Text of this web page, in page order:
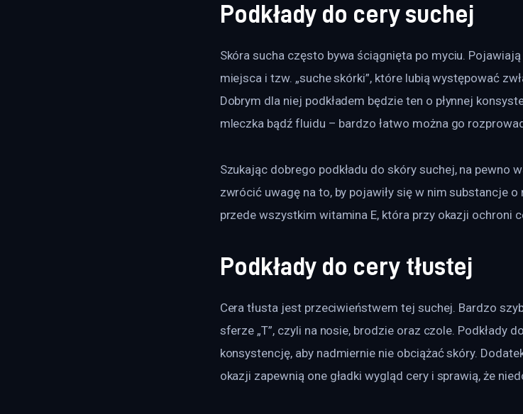
Podkłady do cery suchej
Skóra sucha często bywa ściągnięta po myciu.
miejsca i tzw. „suche skórki”, które lubią występować
Dobrym dla niej podkładem będzie ten o płynnej
mleczka bądź fluidu – bardzo łatwo można go
Szukając dobrego podkładu do skóry suchej, na pewno
zwrócić uwagę na to, by pojawiły się w nim substancje o
przede wszystkim witamina E, która przy okazji ochroni
Podkłady do cery tłustej
Cera tłusta jest przeciwieństwem tej suchej. Bardzo
sferze „T”, czyli na nosie, brodzie oraz czole. Podkłady
konsystencję, aby nadmiernie nie obciążać skóry.
okazji zapewnią one gładki wygląd cery i sprawią, że